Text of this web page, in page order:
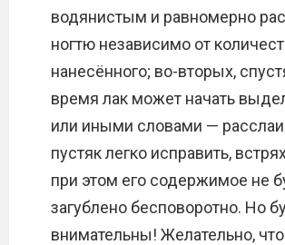
водянистым и равномерно
ногтю независимо от
нанесённого; во-вторых,
время лак может начать
или иными словами —
пустяк легко исправить,
при этом его содержимое не
загублено бесповоротно. Но
внимательны! Желательно,